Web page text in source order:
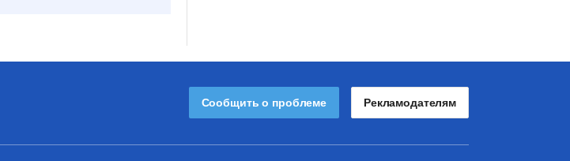
Сообщить о проблеме Рекламодателям